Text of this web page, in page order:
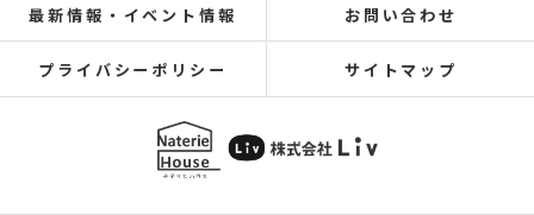
最新情報・イベント情報 お問い合わせ
プライバシーポリシー サイトマップ